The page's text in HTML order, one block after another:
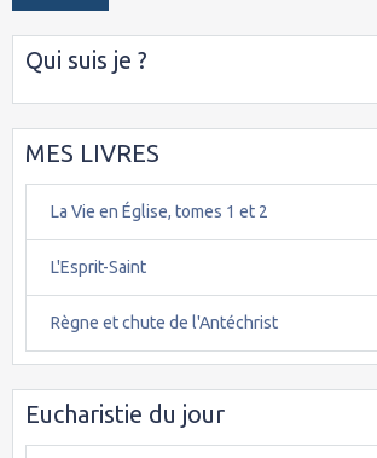
Qui suis je ?
MES LIVRES
La Vie en Église, tomes 1 et 2
L'Esprit-Saint
Règne et chute de l'Antéchrist
Eucharistie du jour